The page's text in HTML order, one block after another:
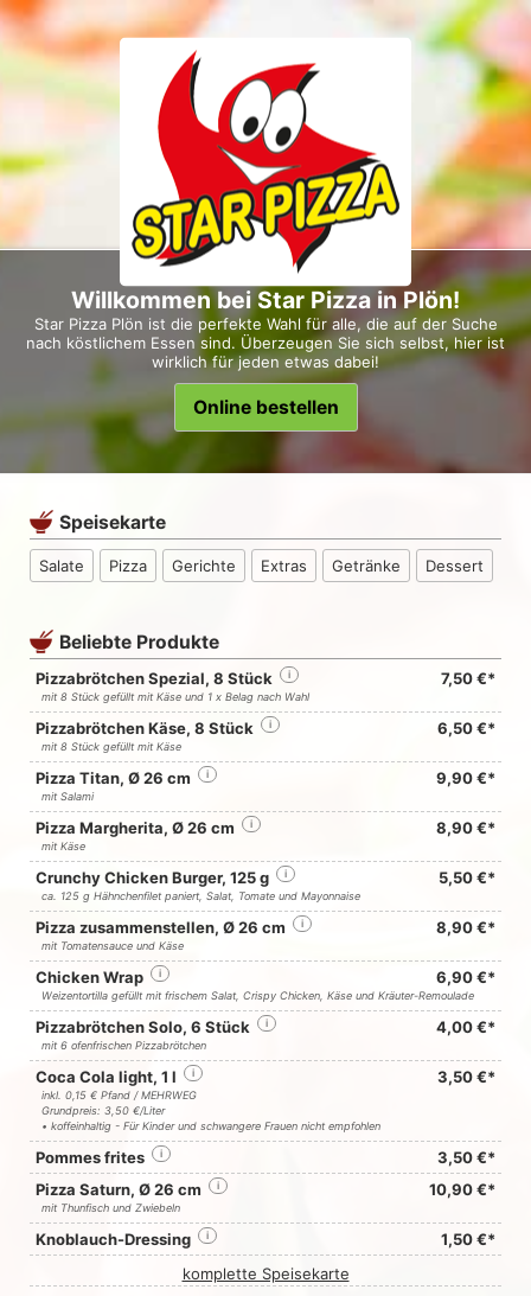
Willkommen bei Star Pizza in Plön!
Star Pizza Plön ist die perfekte Wahl für alle, die auf der Suche
nach köstlichem Essen sind. Überzeugen Sie sich selbst, hier ist
wirklich für jeden etwas dabei!
Online bestellen
Speisekarte
Salate Pizza Gerichte Extras Getränke Dessert
Beliebte Produkte
Pizzabrötchen Spezial, 8 Stück i 7,50 €*
mit 8 Stück gefüllt mit Käse und 1 x Belag nach Wahl
Pizzabrötchen Käse, 8 Stück i 6,50 €*
mit 8 Stück gefüllt mit Käse
Pizza Titan, Ø 26 cm i 9,90 €*
mit Salami
Pizza Margherita, Ø 26 cm i 8,90 €*
mit Käse
Crunchy Chicken Burger, 125 g i 5,50 €*
ca. 125 g Hähnchenfilet paniert, Salat, Tomate und Mayonnaise
Pizza zusammenstellen, Ø 26 cm i 8,90 €*
mit Tomatensauce und Käse
Chicken Wrap i 6,90 €*
Weizentortilla gefüllt mit frischem Salat, Crispy Chicken, Käse und Kräuter-Remoulade
Pizzabrötchen Solo, 6 Stück i 4,00 €*
mit 6 ofenfrischen Pizzabrötchen
Coca Cola light, 1 l i 3,50 €*
inkl. 0,15 € Pfand / MEHRWEG
Grundpreis: 3,50 €/Liter
• koffeinhaltig - Für Kinder und schwangere Frauen nicht empfohlen
Pommes frites i
3,50 €*
Pizza Saturn, Ø 26 cm
i 10,90 €*
mit Thunfisch und Zwiebeln
Knoblauch-Dressing i
1,50 €*
komplette Speisekarte